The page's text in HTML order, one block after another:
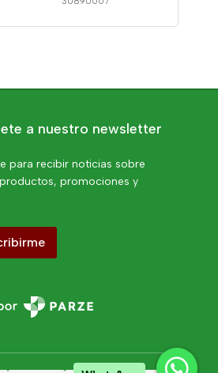
a nuestro newsletter
para recibir noticias sobre
promociones y